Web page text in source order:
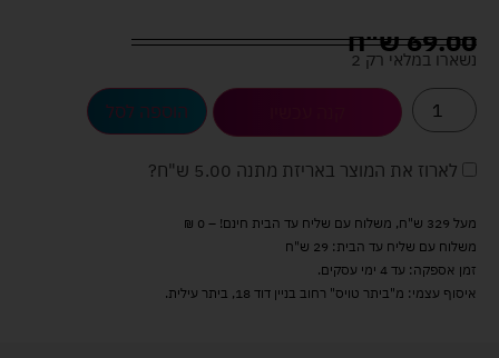
69.00ש"ח
נשארו במלאי רק 2
הוספה לסל
לארוז את המוצר באריזת מתנה 5.00 ש"ח ?
מעל 329 ש"ח, משלוח עם שליח עד הבית חינם! – 0 ₪
משלוח עם שליח עד הבית: 29 ש"ח
זמן אספקה: עד 4 ימי עסקים.
איסוף עצמי: מ"ביתר טויס" רחוב בניין דוד 18, ביתר עילית.